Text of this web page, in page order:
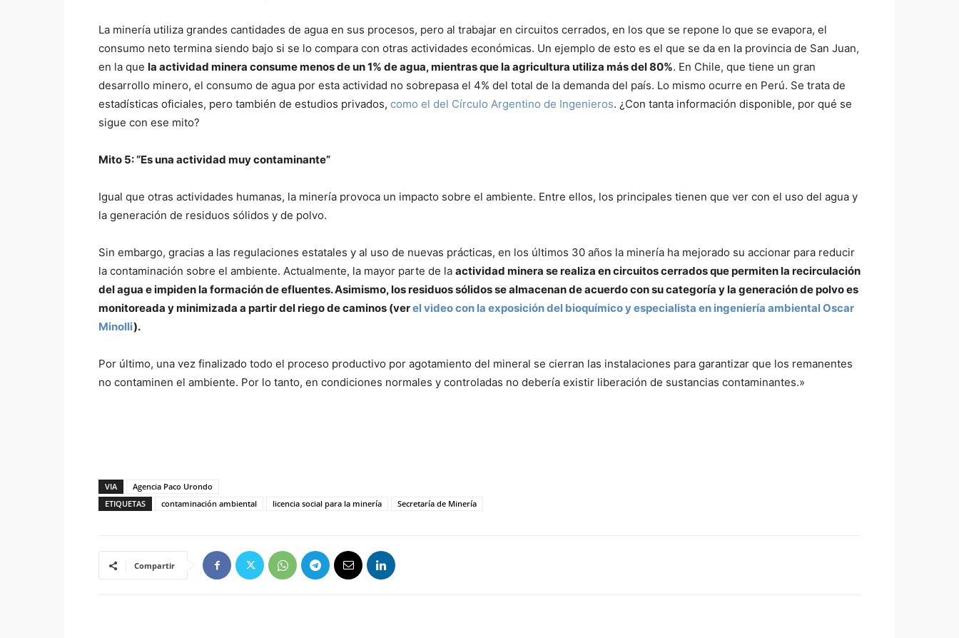
La minería utiliza grandes cantidades de agua en sus procesos, pero al trabajar en circuitos cerrados, en los que se repone lo que se evapora, el
consumo neto termina siendo bajo si se lo compara con otras actividades económicas. Un ejemplo de esto es el que se da en la provincia de San Juan,
en la que la actividad minera consume menos de un 1% de agua, mientras que la agricultura utiliza más del 80%. En Chile, que tiene un gran
desarrollo minero, el consumo de agua por esta actividad no sobrepasa el 4% del total de la demanda del país. Lo mismo ocurre en Perú. Se trata de
estadísticas oficiales, pero también de estudios privados, como el del Círculo Argentino de Ingenieros. ¿Con tanta información disponible, por qué se
sigue con ese mito?
Mito 5: “Es una actividad muy contaminante”
Igual que otras actividades humanas, la minería provoca un impacto sobre el ambiente. Entre ellos, los principales tienen que ver con el uso del agua y
la generación de residuos sólidos y de polvo.
Sin embargo, gracias a las regulaciones estatales y al uso de nuevas prácticas, en los últimos 30 años la minería ha mejorado su accionar para reducir
la contaminación sobre el ambiente. Actualmente, la mayor parte de la actividad minera se realiza en circuitos cerrados que permiten la recirculación
del agua e impiden la formación de efluentes. Asimismo, los residuos sólidos se almacenan de acuerdo con su categoría y la generación de polvo es
monitoreada y minimizada a partir del riego de caminos (verel video con la exposición del bioquímico y especialista en ingeniería ambiental Oscar
Minolli).
Por último, una vez finalizado todo el proceso productivo por agotamiento del mineral se cierran las instalaciones para garantizar que los remanentes
no contaminen el ambiente. Por lo tanto, en condiciones normales y controladas no debería existir liberación de sustancias contaminantes.»
VIA
Agencia Paco Urondo
ETIQUETAS
contaminación ambiental licencia social para la minería Secretaría de Minería
Compartir